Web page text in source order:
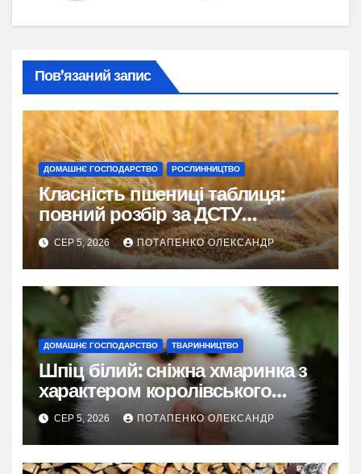
Пов’язаний запис
ДОМАШНЄ ГОСПОДАРСТВО РОСЛИННИЦТВО
Класність пшениці таблиця:
повний розбір за ДСТУ
3768:2019
СЕР 5, 2026 ПОТАПЕНКО ОЛЕКСАНДР
ДОМАШНЄ ГОСПОДАРСТВО ТВАРИННИЦТВО
Шпіц білий: сніжна хмаринка з
характером королівського
фаворита
СЕР 5, 2026 ПОТАПЕНКО ОЛЕКСАНДР